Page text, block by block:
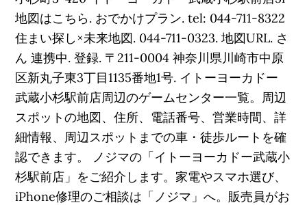
地図はこちら. おでかけプラン. tel: 044-711-8322
住まい探し×未来地図. 044-711-0323. 地図URL. さ
ん 連携中. 登録. 〒211-0004 神奈川県川崎市中原
区新丸子東3丁目1135番地1号. イトーヨーカドー
武蔵小杉駅前店周辺のゲームセンター一覧。周辺
スポットの地図、住所、電話番号、営業時間、詳
細情報、周辺スポットまでの車・徒歩ルートを確
認できます。 ノジマの「イトーヨーカドー武蔵小
杉駅前店」をご紹介します。家電やスマホ選び、
iPhone修理のご相談は「ノジマ」へ。販売員がお